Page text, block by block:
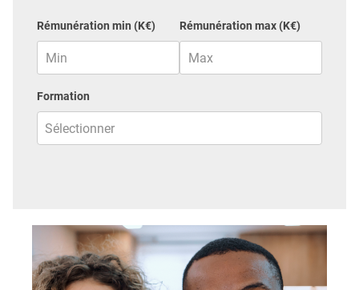
Rémunération min (K€) Rémunération max (K€)
Formation